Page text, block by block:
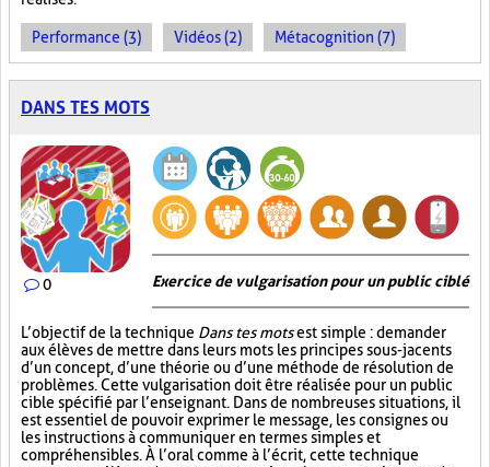
Performance (3) Vidéos (2) Métacognition (7)
DANS TES MOTS
0 Exercice de vulgarisation pour un public ciblé
L’objectif de la technique Dans tes motsest simple : demander
aux élèves de mettre dans leurs mots les principes sous-jacents
d’un concept, d’une théorie ou d’une méthode de résolution de
problèmes. Cette vulgarisation doit être réalisée pour un public
cible spécifié par l’enseignant. Dans de nombreuses situations, il
est essentiel de pouvoir exprimer le message, les consignes ou
les instructions à communiquer en termes simples et
compréhensibles. À l’oral comme à l’écrit, cette technique